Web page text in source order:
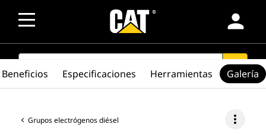
person
SEARCH search
Grupos electrógenos diésel more_vert
Beneficios Especificaciones Herramientas Galería